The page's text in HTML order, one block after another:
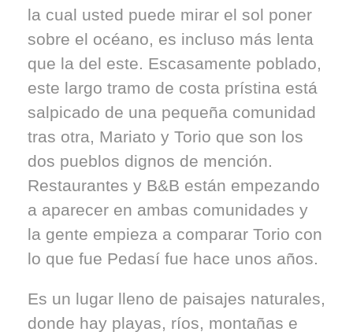
la cual usted puede mirar el sol poner
sobre el océano, es incluso más lenta
que la del este. Escasamente poblado,
este largo tramo de costa prístina está
salpicado de una pequeña comunidad
tras otra, Mariato y Torio que son los
dos pueblos dignos de mención.
Restaurantes y B&B están empezando
a aparecer en ambas comunidades y
la gente empieza a comparar Torio con
lo que fue Pedasí fue hace unos años.
Es un lugar lleno de paisajes naturales,
donde hay playas, ríos, montañas e